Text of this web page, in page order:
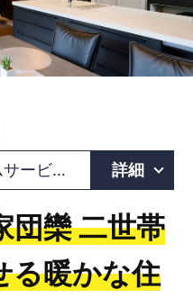
山商リフォームサービス株式会社 城北東店 詳細
団欒 二世帯
る暖かな住